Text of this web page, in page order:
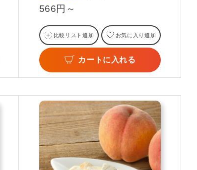
566円～
比較リスト追加 お気に入り追加
カートに入れる